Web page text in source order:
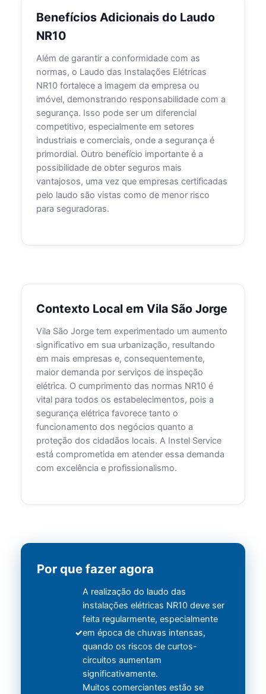
Benefícios Adicionais do Laudo
NR10
Além de garantir a conformidade com as
normas, o Laudo das Instalações Elétricas
NR10 fortalece a imagem da empresa ou
imóvel, demonstrando responsabilidade com a
segurança. Isso pode ser um diferencial
competitivo, especialmente em setores
industriais e comerciais, onde a segurança é
primordial. Outro benefício importante é a
possibilidade de obter seguros mais
vantajosos, uma vez que empresas certificadas
pelo laudo são vistas como de menor risco
para seguradoras.
Contexto Local em Vila São Jorge
Vila São Jorge tem experimentado um aumento
significativo em sua urbanização, resultando
em mais empresas e, consequentemente,
maior demanda por serviços de inspeção
elétrica. O cumprimento das normas NR10 é
vital para todos os estabelecimentos, pois a
segurança elétrica favorece tanto o
funcionamento dos negócios quanto a
proteção dos cidadãos locais. A Instel Service
está comprometida em atender essa demanda
com excelência e profissionalismo.
Por que fazer agora
A realização do laudo das
instalações elétricas NR10 deve ser
feita regularmente, especialmente
em época de chuvas intensas,
quando os riscos de curtos-
circuitos aumentam
significativamente.
Muitos comerciantes estão se